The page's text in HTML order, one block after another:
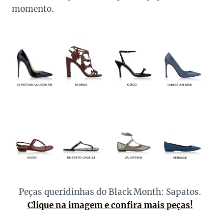
momento.
Peças queridinhas do Black Month: Sapatos.
Clique na imagem e confira mais peças!